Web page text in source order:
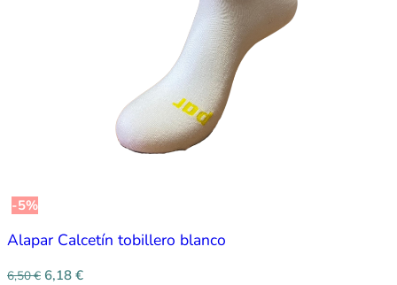
-5%
Alapar Calcetín tobillero blanco
6,50€ 6,18 €